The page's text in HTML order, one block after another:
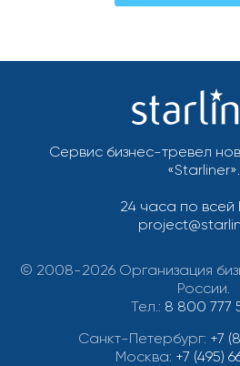
Сервис бизнес-тревел
«Starliner».
24 часа по всей
© 2008-2026 Организация
России.
Тел.: 8 800 777
Санкт-Петербург: +7
Москва: +7 (495)